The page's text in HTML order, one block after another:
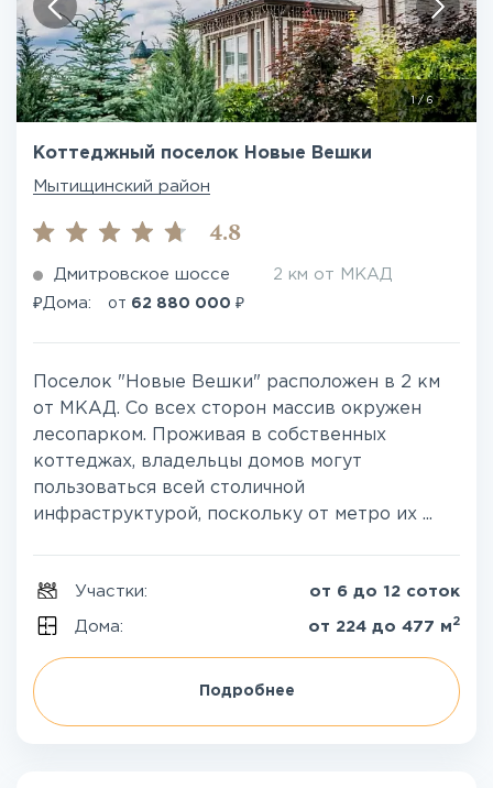
1/6
Коттеджный поселок Новые Вешки
Мытищинский район
4.8
Дмитровское шоссе 2 км от МКАД
₽Дома: от 62 880 000 ₽
Поселок "Новые Вешки" расположен в 2 км
от МКАД. Со всех сторон массив окружен
лесопарком. Проживая в собственных
коттеджах, владельцы домов могут
пользоваться всей столичной
инфраструктурой, поскольку от метро их ...
Участки: от 6 до 12 соток
Дома: от 224 до 477 м 2
Подробнее